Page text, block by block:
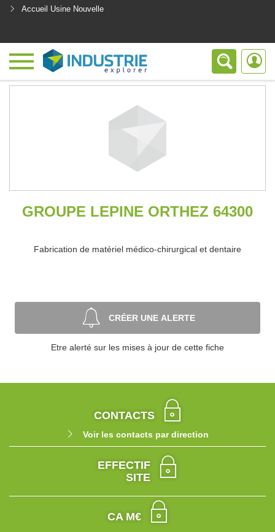
Accueil Usine Nouvelle
GROUPE LEPINE ORTHEZ 64300
Fabrication de matériel médico-chirurgical et dentaire
CRÉER UNE ALERTE
Etre alerté sur les mises à jour de cette fiche
CONTACTS
Voir les contacts par direction
EFFECTIF
SITE
CA M€